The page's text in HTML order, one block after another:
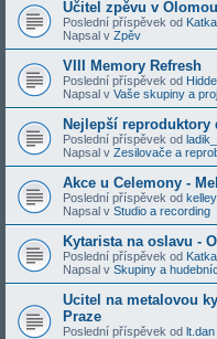
Učitel zpěvu v
Poslední příspěvek od
Napsal v Zpěv
VIII Memory Refresh
Poslední příspěvek od
Napsal v Vaše skupiny a
Nejlepší reproduktory
Poslední příspěvek od
Napsal v Zesilovače a
Akce u Celemony -
Poslední příspěvek od kelley
Napsal v Studio a recording
Kytarista na oslavu -
Poslední příspěvek od
Napsal v Skupiny a
Ucitel na metalovou
Praze
Poslední příspěvek od lt.dan